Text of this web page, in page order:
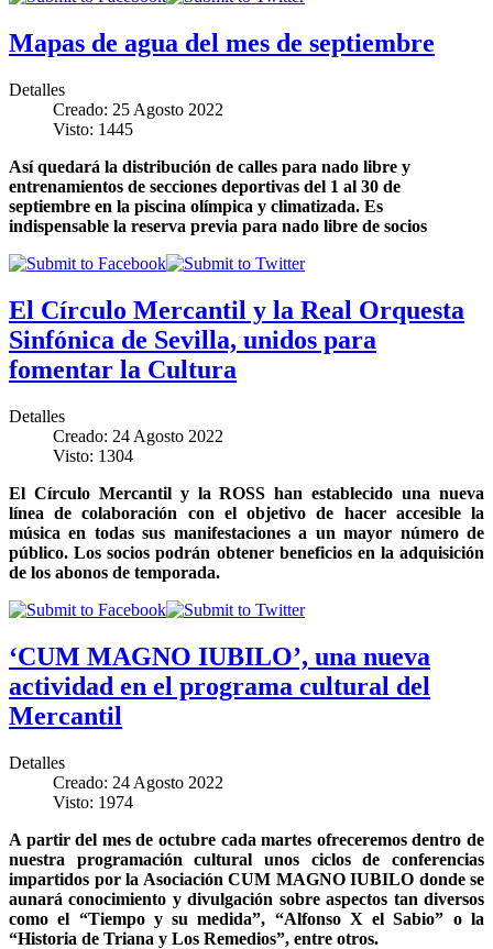
Mapas de agua del mes de septiembre
Detalles
Creado: 25 Agosto 2022
Visto: 1445
Así quedará la distribución de calles para nado libre y
entrenamientos de secciones deportivas del 1 al 30 de
septiembre en la piscina olímpica y climatizada. Es
indispensable la reserva previa para nado libre de socios
El Círculo Mercantil y la Real Orquesta
Sinfónica de Sevilla, unidos para
fomentar la Cultura
Detalles
Creado: 24 Agosto 2022
Visto: 1304
El Círculo Mercantil y la ROSS han establecido una nueva
línea de colaboración con el objetivo de hacer accesible la
música en todas sus manifestaciones a un mayor número de
público. Los socios podrán obtener beneficios en la adquisición
de los abonos de temporada.
‘CUM MAGNO IUBILO’, una nueva
actividad en el programa cultural del
Mercantil
Detalles
Creado: 24 Agosto 2022
Visto: 1974
A partir del mes de octubre cada martes ofreceremos dentro de
nuestra programación cultural unos ciclos de conferencias
impartidos por la Asociación CUM MAGNO IUBILO donde se
aunará conocimiento y divulgación sobre aspectos tan diversos
como el “Tiempo y su medida”, “Alfonso X el Sabio” o la
“Historia de Triana y Los Remedios”, entre otros.